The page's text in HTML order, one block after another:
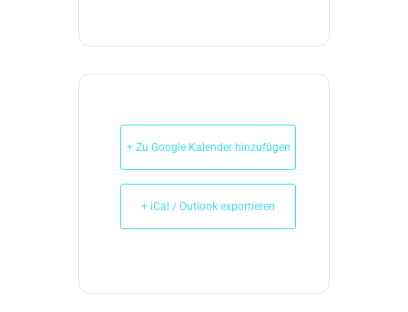
+ Zu Google Kalender hinzufügen
+ iCal / Outlook exportieren